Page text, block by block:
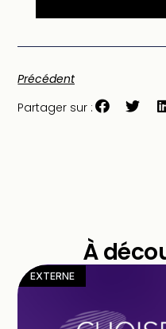
Précédent
Partager sur :
À
EXTERNE